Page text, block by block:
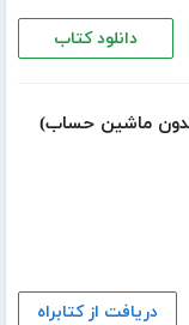
دانلود کتاب
ماشین حساب)
دریافت از کتابراه